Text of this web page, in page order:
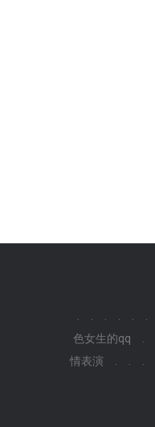
色女生的qq
情表演